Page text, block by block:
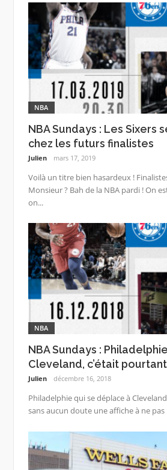
NBA
NBA Sundays : Les Sixers
chez les futurs finalistes
Julien mars 17, 2019
Voilà un titre bien hasardeux !
Monsieur ? Bah de la NBA pardi ! On
on...
NBA
NBA Sundays :
Cleveland, c’était
Julien décembre 16, 2018
Philadelphie qui se déplace à
sans aucun doute une affiche à ne